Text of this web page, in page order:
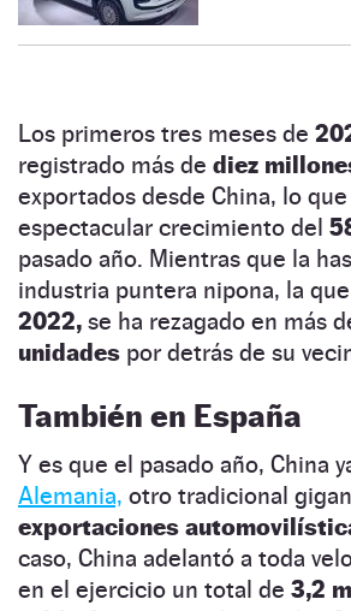
Los primeros tres meses de
registrado más de diez
exportados desde China, lo
espectacular crecimiento del
pasado año. Mientras que la
industria puntera nipona, la
2022, se ha rezagado en más
unidades por detrás de su
También en España
Y es que el pasado año, China
Alemania, otro tradicional
exportaciones
caso, China adelantó a toda
en el ejercicio un total de 3,2